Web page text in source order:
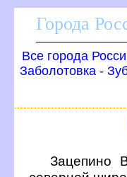
Города
се города
Заболотовка -
Зацепино